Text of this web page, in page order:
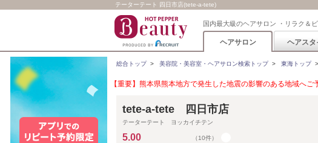
テーターテート 四日市店(tete-a-tete)
国内最大級のヘアサロン ・リラク＆
ヘアサロン ヘアスタ
総合トップ> 美容院・美容室・ヘアサロン検索トップ> 東海トップ
【重要】熊本県熊本地方で発生した地震の影響のある地域へ
tete-a-tete 四日市店
テーターテート ヨッカイチテン
5.00 （10件）